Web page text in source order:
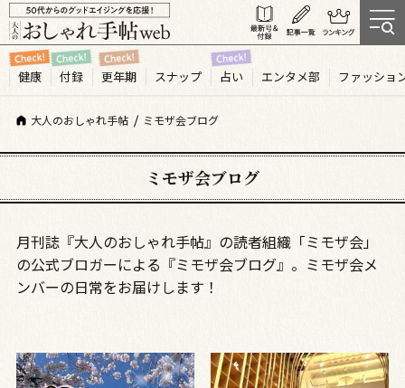
健康 付録 更年期 スナップ 占い エンタメ部 ファッショ
大人のおしゃれ手帖 ミモザ会ブログ
ミモザ会ブログ
月刊誌『大人のおしゃれ手帖』の読者組織「ミモザ会」
の公式ブロガーによる『ミモザ会ブログ』。ミモザ会メ
ンバーの日常をお届けします！